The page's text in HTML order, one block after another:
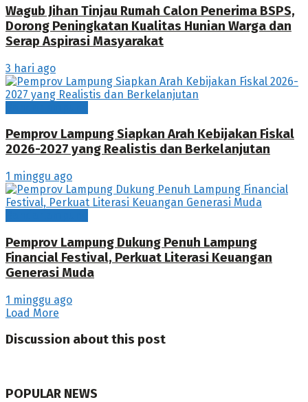
Wagub Jihan Tinjau Rumah Calon Penerima BSPS,
Dorong Peningkatan Kualitas Hunian Warga dan
Serap Aspirasi Masyarakat
3 hari ago
Pemprov Lampung Siapkan Arah Kebijakan Fiskal
2026-2027 yang Realistis dan Berkelanjutan
1 minggu ago
Pemprov Lampung Dukung Penuh Lampung
Financial Festival, Perkuat Literasi Keuangan
Generasi Muda
1 minggu ago
Load More
Discussion about this post
POPULAR NEWS